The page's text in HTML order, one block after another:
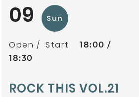
09 Sun
Open Start
18:00
18:30
ROCK THIS VOL.21